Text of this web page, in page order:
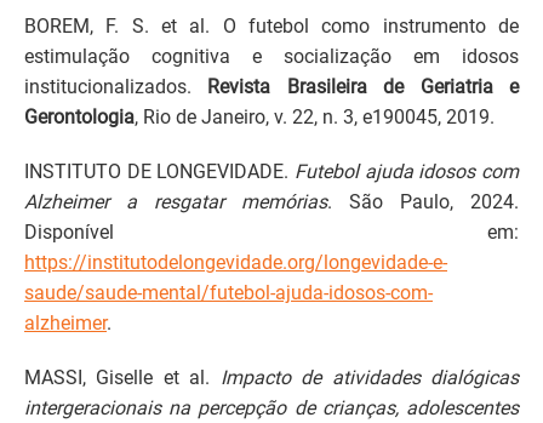
BOREM, F. S. et al. O futebol como instrumento de
estimulação cognitiva e socialização em idosos
institucionalizados. Revista Brasileira de Geriatria e
Gerontologia, Rio de Janeiro, v. 22, n. 3, e190045, 2019.
INSTITUTO DE LONGEVIDADE. Futebol ajuda idosos com
Alzheimer a resgatar memórias. São Paulo, 2024.
Disponível em:
https://institutodelongevidade.org/longevidade-e-
saude/saude-mental/futebol-ajuda-idosos-com-
alzheimer.
MASSI, Giselle et al. Impacto de atividades dialógicas
intergeracionais na percepção de crianças, adolescentes